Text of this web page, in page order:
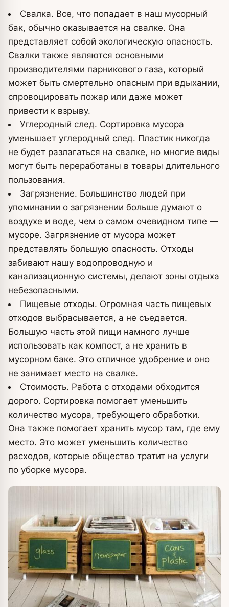
Свалка. Все, что попадает в наш мусорный
бак, обычно оказывается на свалке. Она
представляет собой экологическую опасность.
Свалки также являются основными
производителями парникового газа, который
может быть смертельно опасным при вдыхании,
спровоцировать пожар или даже может
привести к взрыву.
Углеродный след. Сортировка мусора
уменьшает углеродный след. Пластик никогда
не будет разлагаться на свалке, но многие виды
могут быть переработаны в товары длительного
пользования.
Загрязнение. Большинство людей при
упоминании о загрязнении больше думают о
воздухе и воде, чем о самом очевидном типе —
мусоре. Загрязнение от мусора может
представлять большую опасность. Отходы
забивают нашу водопроводную и
канализационную системы, делают зоны отдыха
небезопасными.
Пищевые отходы. Огромная часть пищевых
отходов выбрасывается, а не съедается.
Большую часть этой пищи намного лучше
использовать как компост, а не хранить в
мусорном баке. Это отличное удобрение и оно
не занимает место на свалке.
Стоимость. Работа с отходами обходится
дорого. Сортировка помогает уменьшить
количество мусора, требующего обработки.
Она также помогает хранить мусор там, где ему
место. Это может уменьшить количество
расходов, которые общество тратит на услуги
по уборке мусора.